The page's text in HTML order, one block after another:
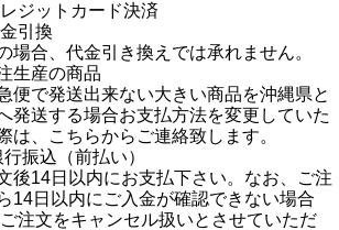
ジットカード決済
引換
場合、代金引き換えでは承れません。
生産の商品
便で発送出来ない大きい商品を沖縄県と
発送する場合お支払方法を変更していた
は、こちらからご連絡致します。
行振込（前払い）
後14日以内にお支払下さい。なお、ご注
14日以内にご入金が確認できない場合
注文をキャンセル扱いとさせていただ